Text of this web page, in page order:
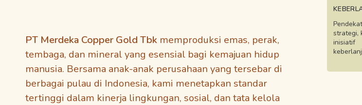
strategi,
inisiatif
PT Merdeka Copper Gold Tbk memproduksi emas, perak,
tembaga, dan mineral yang esensial bagi kemajuan hidup
manusia. Bersama anak-anak perusahaan yang tersebar di
berbagai pulau di Indonesia, kami menetapkan standar
tertinggi dalam kinerja lingkungan, sosial, dan tata kelola